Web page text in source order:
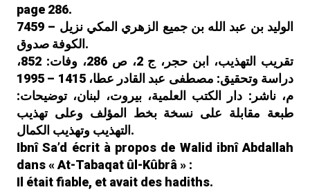
page 286.
7459 – الوليد بن عبد الله بن جميع الزهري المكي نزيل
الكوفة صدوق.
تقريب التهذيب، ابن حجر، ج 2، ص 286، وفات: 852،
دراسة وتحقيق: مصطفى عبد القادر عطا، 1415 – 1995
م، ناشر: دار الكتب العلمية، بيروت، لبنان، توضيحات:
طبعة مقابلة على نسخة بخط المؤلف وعلى تهذيب
التهذيب وتهذيب الكمال.
Ibnî Sa’d écrit à propos de Walid ibnî Abdallah
dans « At-Tabaqat ûl-Kûbrâ » :
Il était fiable, et avait des hadiths.